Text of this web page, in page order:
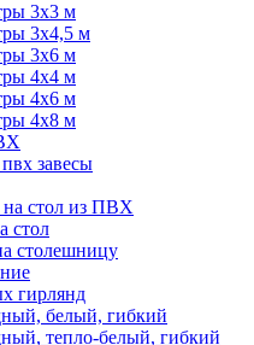
3х3 м
3х4,5 м
3х6 м
4х4 м
4х6 м
4х8 м
завесы
на стол из ПВХ
стол
столешницу
гирлянд
белый, гибкий
тепло-белый, гибкий